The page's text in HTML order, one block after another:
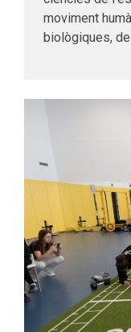
moviment
biològiques,